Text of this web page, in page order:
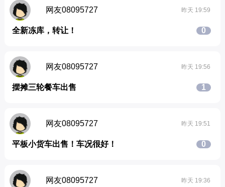
网友08095727 昨天 19:59
全新冻库，转让！ 0
网友08095727 昨天 19:56
摆摊三轮餐车出售 1
网友08095727 昨天 19:51
平板小货车出售！车况很好！ 0
网友08095727 昨天 19:36